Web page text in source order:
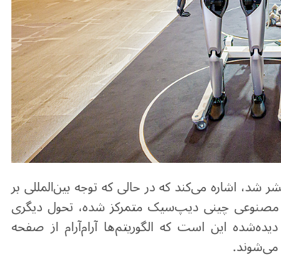
منتشر شد، اشاره می‌کند که در حالی که توجه بین‌المللی بر
چینی دیپ‌سیک متمرکز شده، تحول دیگری
این است که الگوریتم‌ها آرام‌آرام از صفحه
می‌شوند.